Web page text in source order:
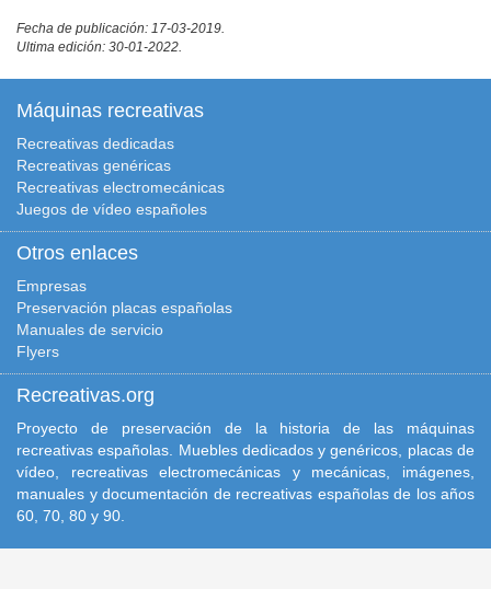
Fecha de publicación: 17-03-2019.
Ultima edición: 30-01-2022.
Máquinas recreativas
Recreativas dedicadas
Recreativas genéricas
Recreativas electromecánicas
Juegos de vídeo españoles
Otros enlaces
Empresas
Preservación placas españolas
Manuales de servicio
Flyers
Recreativas.org
Proyecto de preservación de la historia de las máquinas
recreativas españolas. Muebles dedicados y genéricos, placas de
vídeo, recreativas electromecánicas y mecánicas, imágenes,
manuales y documentación de recreativas españolas de los años
60, 70, 80 y 90.